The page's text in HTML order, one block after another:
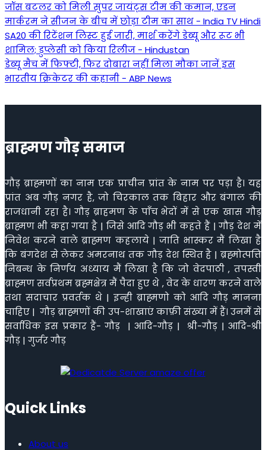
जॉस बटलर को मिली सुपर जायंट्स टीम की कमान, एडन
मार्करम ने सीजन के बीच में छोड़ा टीम का साथ - India TV Hindi
SA20 की रिटेंशन लिस्ट हुई जारी, मार्श करेंगे डेब्यू और रूट भी
शामिल; डुप्लेसी को किया रिलीज - Hindustan
डेब्यू मैच में फिफ्टी, फिर दोबारा नहीं मिला मौका जानें इस
भारतीय क्रिकेटर की कहानी - ABP News
ब्राह्मण गौड़ समाज
गौड़ ब्राह्मणों का नाम एक प्राचीन प्रांत के नाम पर पड़ा है। यह
प्रांत अब गौड़ नगर है, जो चिरकाल तक बिहार और बंगाल की
राजधानी रहा है। गौड़ ब्राहमण के पाँच भेदों में से एक खास गौड़
ब्राह्मण भी कहा गया है | जिसे आदि गौड़ भी कहते हैं | गौड़ देश में
निवेश करने वाले ब्राह्मण कहलाये | जाति भास्कर मैं लिखा है
कि बंगदेश से लेकर अमरनाथ तक गौड़ देश स्थित है | ब्रह्मोत्पत्ति
निबन्ध के निर्णय अध्याय मैं लिखा है कि जो वेदपाठी , तपस्वी
ब्राह्मण सर्वप्रथम ब्रह्मक्षेत्र मैं पैदा हुए थे , वेद के धारण करने वाले
तथा सदाचार प्रवर्तक थे | इन्ही ब्राह्मणो को आदि गौड़ मानना
चाहिए | गौड़ ब्राह्मणों की उप-शाखाएं काफ़ी संख्या में हैं। उनमें से
सर्वाधिक इस प्रकार हैं- गौड़ | आदि-गौड़ | श्री-गौड़ | आदि-श्री
गौड़ | गुर्जर गौड़
Quick Links
About us